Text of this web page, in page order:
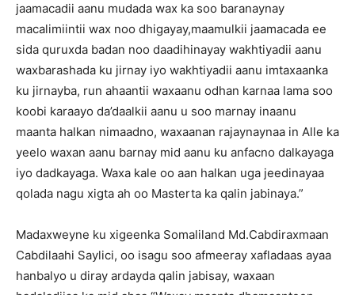
jaamacadii aanu mudada wax ka soo baranaynay
macalimiintii wax noo dhigayay,maamulkii jaamacada ee
sida quruxda badan noo daadihinayay wakhtiyadii aanu
waxbarashada ku jirnay iyo wakhtiyadii aanu imtaxaanka
ku jirnayba, run ahaantii waxaanu odhan karnaa lama soo
koobi karaayo da’daalkii aanu u soo marnay inaanu
maanta halkan nimaadno, waxaanan rajaynaynaa in Alle ka
yeelo waxan aanu barnay mid aanu ku anfacno dalkayaga
iyo dadkayaga. Waxa kale oo aan halkan uga jeedinayaa
qolada nagu xigta ah oo Masterta ka qalin jabinaya.”
Madaxweyne ku xigeenka Somaliland Md.Cabdiraxmaan
Cabdilaahi Saylici, oo isagu soo afmeeray xafladaas ayaa
hanbalyo u diray ardayda qalin jabisay, waxaan